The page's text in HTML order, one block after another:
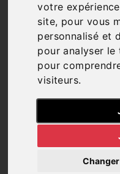
votre
site, pour vous
personnalisé et
pour analyser
pour
visiteurs.
Aucun véhicule
pouvez en ajouter